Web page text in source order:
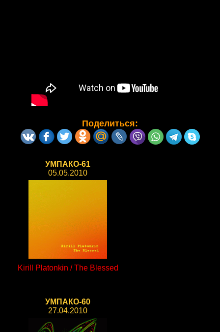
Поделиться:
УМПАКО-61
05.05.2010
Kirill Platonkin / The Blessed
УМПАКО-60
27.04.2010